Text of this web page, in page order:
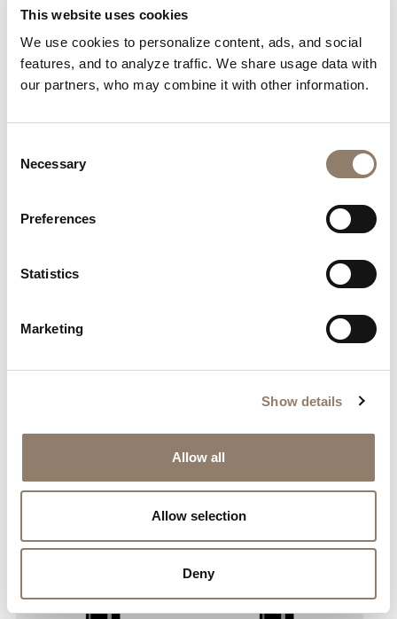
This website uses cookies
We use cookies to personalize content, ads, and social
features, and to analyze traffic. We share usage data with
our partners, who may combine it with other information.
Selection
Necessary
Preferences
Statistics
Marketing
Show details
Allow all
Allow selection
Deny
Nägel von unserer Community
Lass dich von der Kreativität unserer Community
inspirieren.
Sie mögen vielleicht auch